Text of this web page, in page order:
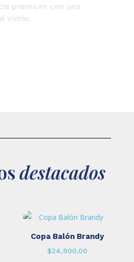
premium con una
vidrio.
destacados
Copa Balón Brandy
$24,900.00